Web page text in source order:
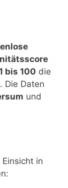
bis 100 die
Die Daten
und
in